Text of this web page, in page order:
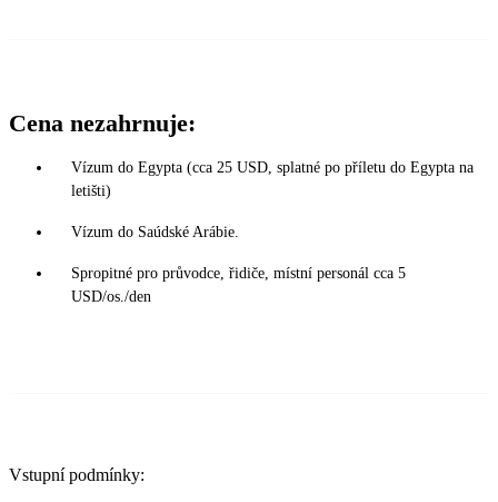
Cena nezahrnuje:
Vízum do Egypta (cca 25 USD, splatné po příletu do Egypta na
letišti)
Vízum do Saúdské Arábie.
Spropitné pro průvodce, řidiče, místní personál cca 5
USD/os./den
Vstupní podmínky: